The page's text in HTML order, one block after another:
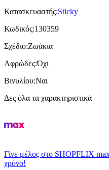
Κατασκευαστής:Sticky
Κωδικός:130359
Σχέδιο:Ζωάκια
Αφρώδες:Όχι
Βινυλίου:Ναι
Δες όλα τα χαρακτηριστικά
Γίνε μέλος στο SHOPFLIX
χρόνο!